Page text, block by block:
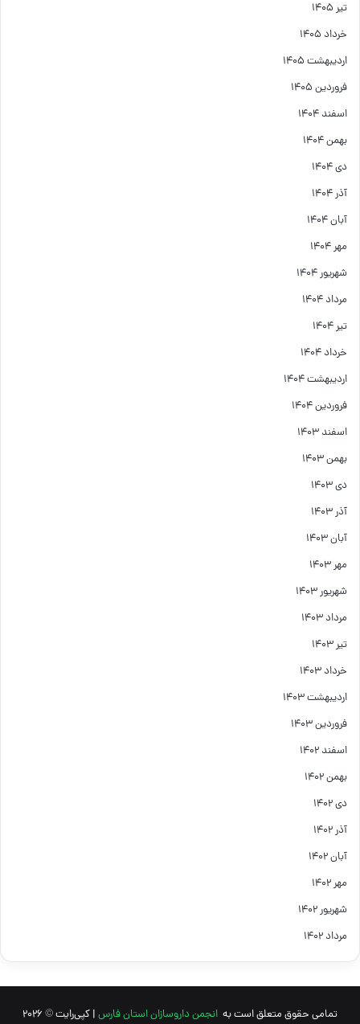
تیر ۱۴۰۵
خرداد ۱۴۰۵
اردیبهشت ۱۴۰۵
فروردین ۱۴۰۵
اسفند ۱۴۰۴
بهمن ۱۴۰۴
دی ۱۴۰۴
آذر ۱۴۰۴
آبان ۱۴۰۴
مهر ۱۴۰۴
شهریور ۱۴۰۴
مرداد ۱۴۰۴
تیر ۱۴۰۴
خرداد ۱۴۰۴
اردیبهشت ۱۴۰۴
فروردین ۱۴۰۴
اسفند ۱۴۰۳
بهمن ۱۴۰۳
دی ۱۴۰۳
آذر ۱۴۰۳
آبان ۱۴۰۳
مهر ۱۴۰۳
شهریور ۱۴۰۳
مرداد ۱۴۰۳
تیر ۱۴۰۳
خرداد ۱۴۰۳
اردیبهشت ۱۴۰۳
فروردین ۱۴۰۳
اسفند ۱۴۰۲
بهمن ۱۴۰۲
دی ۱۴۰۲
آذر ۱۴۰۲
آبان ۱۴۰۲
مهر ۱۴۰۲
شهریور ۱۴۰۲
مرداد ۱۴۰۲
تمامی حقوق متعلق است به انجمن داروسازان استان فارس | کپی‌رایت © 2026